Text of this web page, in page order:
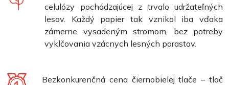
celulózy pochádzajúcej z trvalo udržateľných
lesov. Každý papier tak vznikol iba vďaka
zámerne vysadeným stromom, bez potreby
vyklčovania vzácnych lesných porastov.
Bezkonkurenčná cena čiernobielej tlače – tlač